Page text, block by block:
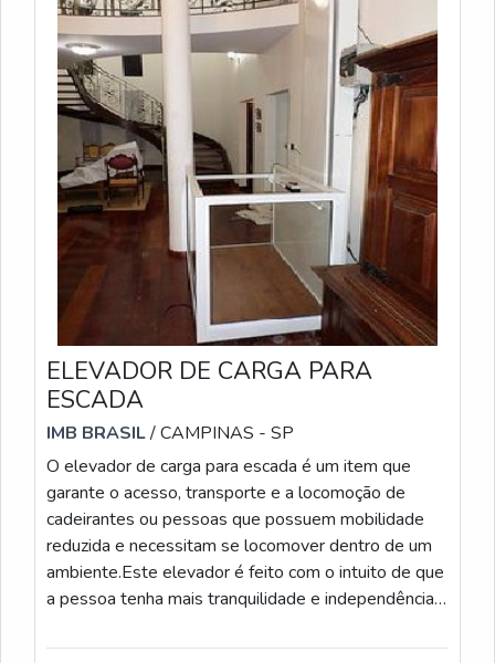
ELEVADOR DE CARGA PARA
ESCADA
IMB BRASIL/ CAMPINAS - SP
O elevador de carga para escada é um item que
garante o acesso, transporte e a locomoção de
cadeirantes ou pessoas que possuem mobilidade
reduzida e necessitam se locomover dentro de um
ambiente.Este elevador é feito com o intuito de que
a pessoa tenha mais tranquilidade e independência,
design moderno. Entre os benefícios desse item